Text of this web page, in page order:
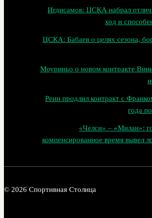
Игдисамов: ЦСКА набрал
ход и
ЦСКА: Бабаев о целях сезона,
Моуриньо о новом контракте
Ренн продлил контракт с
года
«Челси» – «Милан»:
компенсированное время вывел
© 2026 Спортивная Столица